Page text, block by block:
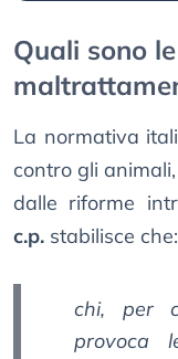
Quali sono
La normativa
contro gli
dalle riforme
c.p. stabilisce che:
chi, per
provoca